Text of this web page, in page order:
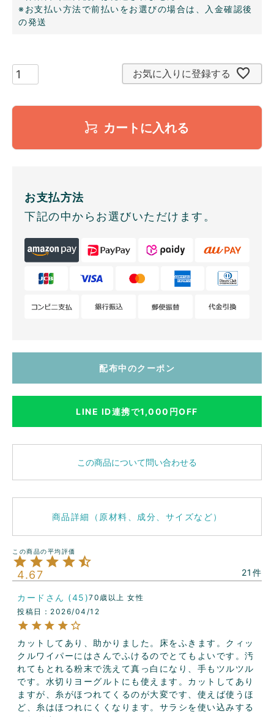
※お支払い方法で前払いをお選びの場合は、入金確認後
の発送
お気に入りに登録する
カートに入れる
お支払方法
下記の中からお選びいただけます。
配布中のクーポン
LINE ID連携で1,000円OFF
この商品について問い合わせる
商品詳細（原材料、成分、サイズなど）
4.67 21
カード 45 70歳以上 女性
投稿日
2026/04/12
カットしてあり、助かりました。床をふきます。クィッ
クルワイパーにはさんでふけるのでとてもよいです。汚
れてもとれる粉末で洗えて真っ白になり、手もツルツル
です。水切りヨーグルトにも使えます。カットしてあり
ますが、糸がほつれてくるのが大変です、使えば使うほ
ど、糸はほつれにくくなります。サラシを使い込みする